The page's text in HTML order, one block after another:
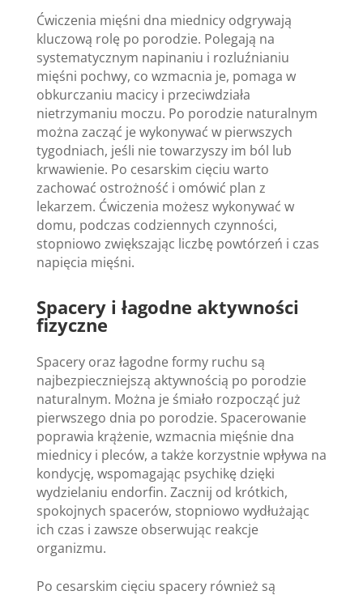
Ćwiczenia mięśni dna miednicy odgrywają
kluczową rolę po porodzie. Polegają na
systematycznym napinaniu i rozluźnianiu
mięśni pochwy, co wzmacnia je, pomaga w
obkurczaniu macicy i przeciwdziała
nietrzymaniu moczu. Po porodzie naturalnym
można zacząć je wykonywać w pierwszych
tygodniach, jeśli nie towarzyszy im ból lub
krwawienie. Po cesarskim cięciu warto
zachować ostrożność i omówić plan z
lekarzem. Ćwiczenia możesz wykonywać w
domu, podczas codziennych czynności,
stopniowo zwiększając liczbę powtórzeń i czas
napięcia mięśni.
Spacery i łagodne aktywności
fizyczne
Spacery oraz łagodne formy ruchu są
najbezpieczniejszą aktywnością po porodzie
naturalnym. Można je śmiało rozpocząć już
pierwszego dnia po porodzie. Spacerowanie
poprawia krążenie, wzmacnia mięśnie dna
miednicy i pleców, a także korzystnie wpływa na
kondycję, wspomagając psychikę dzięki
wydzielaniu endorfin. Zacznij od krótkich,
spokojnych spacerów, stopniowo wydłużając
ich czas i zawsze obserwując reakcje
organizmu.
Po cesarskim cięciu spacery również są